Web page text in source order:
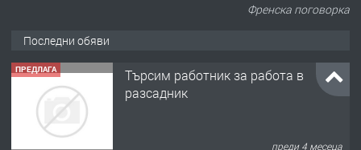
Френска поговорка
Последни обяви
ПРЕДЛАГА
Търсим работник за работа в
разсадник
преди 4 месеца